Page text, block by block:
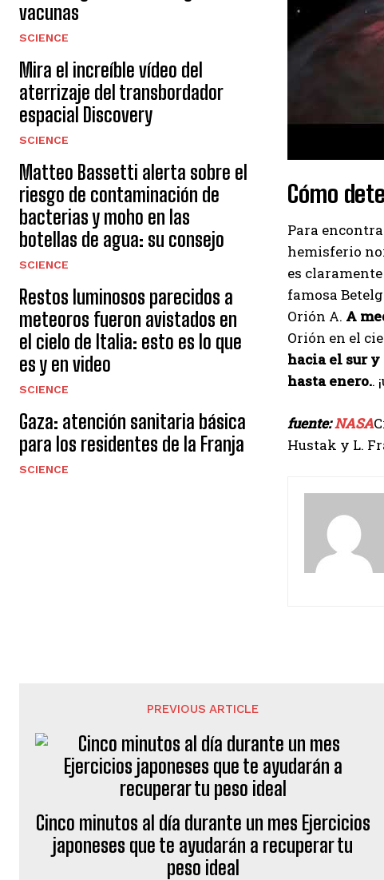
vacunas
SCIENCE
Mira el increíble vídeo del
aterrizaje del transbordador
espacial Discovery
SCIENCE
Matteo Bassetti alerta sobre el
riesgo de contaminación de
bacterias y moho en las
botellas de agua: su consejo
SCIENCE
Restos luminosos parecidos a
meteoros fueron avistados en
el cielo de Italia: esto es lo que
es y en video
SCIENCE
Gaza: atención sanitaria básica
para los residentes de la Franja
SCIENCE
Cómo
Para
hemisferio
es
famosa
Orión A. A
Orión en el
hacia el sur
hasta enero..
fuente:NASA
Hustak y L.
PREVIOUS ARTICLE
Cinco minutos al día durante un mes Ejercicios
japoneses que te ayudarán a recuperar tu
peso ideal